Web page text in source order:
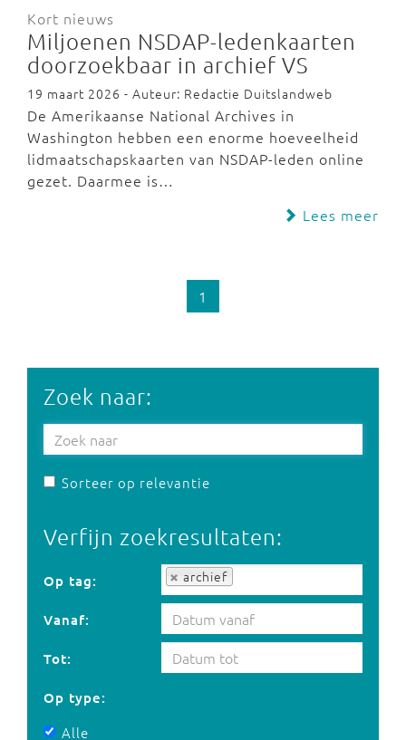
Kort nieuws
Miljoenen NSDAP-ledenkaarten
doorzoekbaar in archief VS
19 maart 2026 - Auteur: Redactie Duitslandweb
De Amerikaanse National Archives in
Washington hebben een enorme hoeveelheid
lidmaatschapskaarten van NSDAP-leden online
gezet. Daarmee is…
Lees meer
1
Zoek naar:
Sorteer op relevantie
Verfijn zoekresultaten:
Op tag: archief
Op tag:
Vanaf:
Tot:
Op type:
Alle